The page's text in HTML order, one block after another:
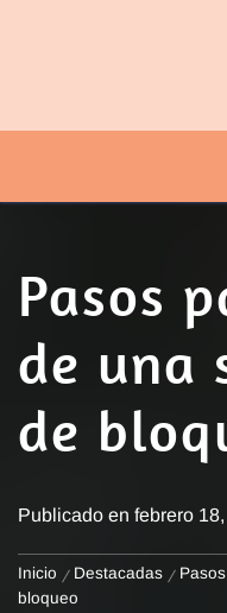
ONCE PARANÁ
Pasos
de una
de
Publicado en febrero
Inicio Destacadas
bloqueo